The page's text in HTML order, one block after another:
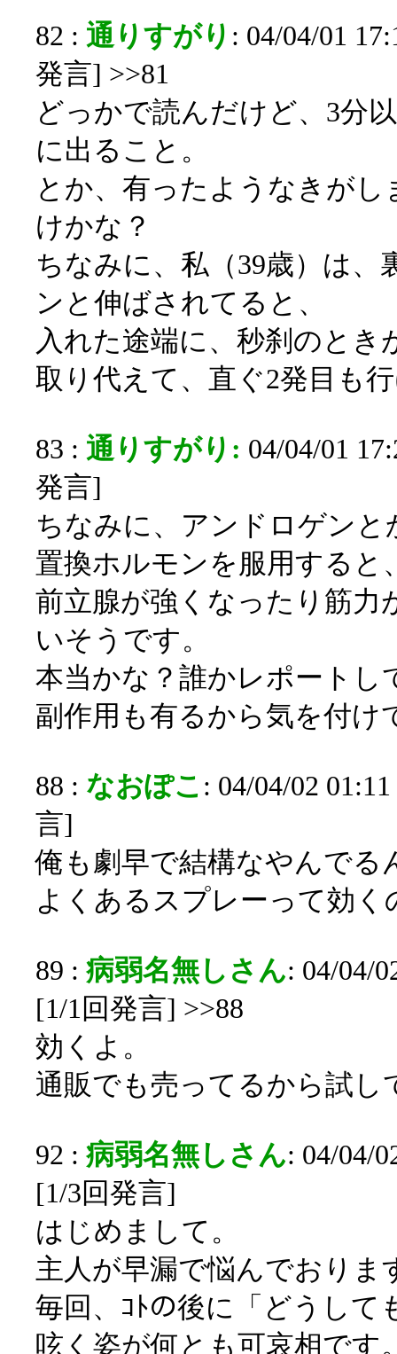
82 : 通りすがり : 04/04/01
発言] >>81
どっかで読んだけど、3分
に出ること。
とか、有ったようなきが
けかな？
ちなみに、私（39歳）は、
ンと伸ばされてると、
入れた途端に、秒刹のとき
取り代えて、直ぐ2発目も
83 : 通りすがり: 04/04/01
発言]
ちなみに、アンドロゲン
置換ホルモンを服用すると
前立腺が強くなったり筋力
いそうです。
本当かな？誰かレポートし
副作用も有るから気を付け
88 : なおぽこ : 04/04/02
言]
俺も劇早で結構なやんでる
よくあるスプレーって効く
89 : 病弱名無しさん: 04/04/
[1/1回発言] >>88
効くよ。
通販でも売ってるから試し
92 : 病弱名無しさん: 04/04/
[1/3回発言]
はじめまして。
主人が早漏で悩んでおりま
毎回、ｺﾄの後に「どうし
呟く姿が何とも可哀相です